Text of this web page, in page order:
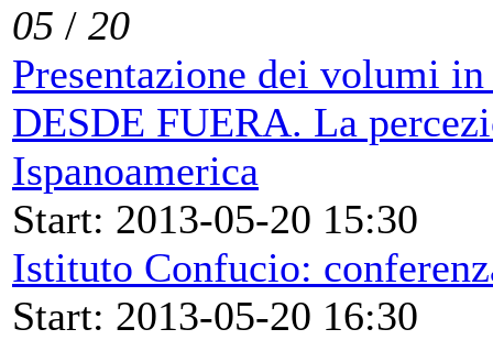
05 / 20
Presentazione dei volumi
DESDE FUERA. La
Ispanoamerica
Start: 2013-05-20 15:30
Istituto Confucio:
Start: 2013-05-20 16:30